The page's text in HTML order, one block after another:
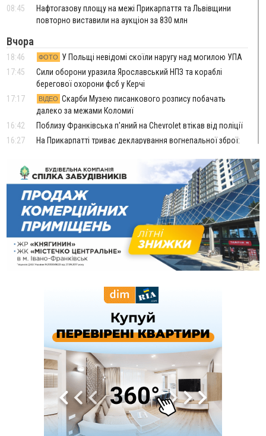
08:45
Нафтогазову площу на межі Прикарпаття та Львівщини
повторно виставили на аукціон за 830 млн
Вчора
18:46 ФОТО
У Польщі невідомі скоїли наругу над могилою УПА
17:45
Сили оборони уразила Ярославський НПЗ та кораблі
берегової охорони фсб у Керчі
17:17
ВІДЕО Скарби Музею писанкового розпису побачать
далеко за межами Коломиї
16:42
Поблизу Франківська п'яний на Chevrolet втікав від поліції
16:27
На Прикарпатті триває декларування вогнепальної зброї:
15:58
Понад 9 тис. прикарпатських вступників отримали
рекомендації до зарахування на бакалаврат у ВНЗ
15:28
Кілька вулиць у Долині тимчасово залишаться без газу
15:02
ФОТО У Старуні відбулася Патріарша проща
14:35
Не знає англійську на достатньому рівні. Франківець Лев
Кишакевич не зможе стати суддею Міжнародного
кримінального суду
14:14
У Ворохті проведуть Кубок ФЛСУ зі стрибків на лижах,
На Калущині розшукали чоловіка, який три дні
Боднар розповів про реакцію влади Польщі на атаки на
українців та про зміни після 23 серпня
ВІДЕО "Едельвейси" щемливо привітали рідну Коломию з
Днем міста
Вчора у Франківську, Коломиї, Долині та Яремче
зафіксували рекордну спеку
У Надвірній п'яна жінка побила малолітнього хлопчика: суд
призначив штраф і 30 тисяч компенсації
У басейні Дністра встановилася гідрологічна посуха - рівні